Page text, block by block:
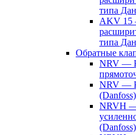
типа
AKV 15
типа
Обратные
NRV —
NRV —
(Danfoss)
NRVH —
(Danfoss)